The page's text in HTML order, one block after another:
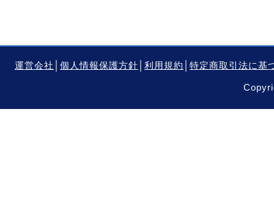
運営会社 個人情報保護方針 利用規約 特定商取引法に基